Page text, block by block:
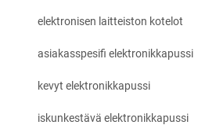
elektronisen laitteiston kotelot
asiakasspesifi elektronikkapussi
kevyt elektronikkapussi
iskunkestävä elektronikkapussi